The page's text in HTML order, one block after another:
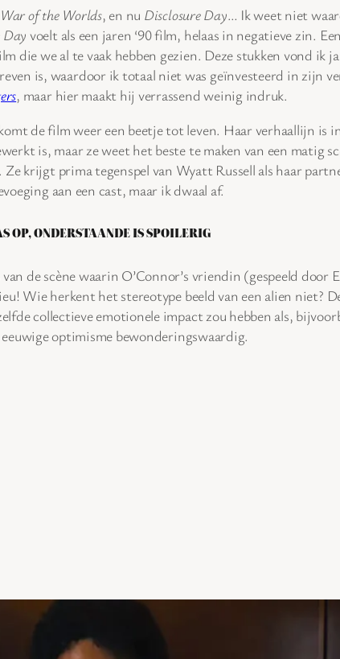
War of the Worlds, en nu Disclosure Day… Ik weet niet
Day voelt als een jaren ‘90 film, helaas in negatieve zin.
die we al te vaak hebben gezien. Deze stukken vond ik
is, waardoor ik totaal niet was geïnvesteerd in zijn
, maar hier maakt hij verrassend weinig indruk.
de film weer een beetje tot leven. Haar verhaallijn is
is, maar ze weet het beste te maken van een matig
krijgt prima tegenspel van Wyatt Russell als haar
aan een cast, maar ik dwaal af.
OP, ONDERSTAANDE IS SPOILERIG
de scène waarin O’Connor’s vriendin (gespeeld
Wie herkent het stereotype beeld van een alien niet?
collectieve emotionele impact zou hebben als,
optimisme bewonderingswaardig.